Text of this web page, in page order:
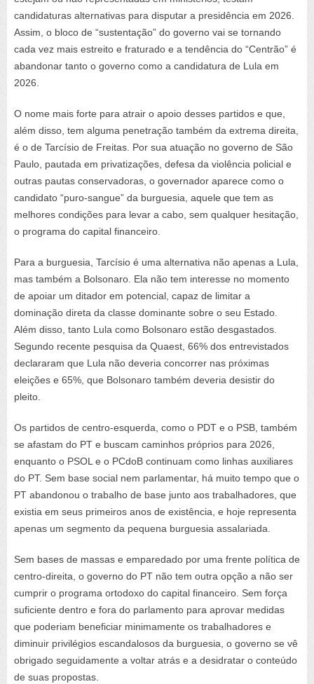
candidaturas alternativas para disputar a presidência em 2026.
Assim, o bloco de “sustentação” do governo vai se tornando
cada vez mais estreito e fraturado e a tendência do “Centrão” é
abandonar tanto o governo como a candidatura de Lula em
2026.
O nome mais forte para atrair o apoio desses partidos e que,
além disso, tem alguma penetração também da extrema direita,
é o de Tarcísio de Freitas. Por sua atuação no governo de São
Paulo, pautada em privatizações, defesa da violência policial e
outras pautas conservadoras, o governador aparece como o
candidato “puro-sangue” da burguesia, aquele que tem as
melhores condições para levar a cabo, sem qualquer hesitação,
o programa do capital financeiro.
Para a burguesia, Tarcísio é uma alternativa não apenas a Lula,
mas também a Bolsonaro. Ela não tem interesse no momento
de apoiar um ditador em potencial, capaz de limitar a
dominação direta da classe dominante sobre o seu Estado.
Além disso, tanto Lula como Bolsonaro estão desgastados.
Segundo recente pesquisa da Quaest, 66% dos entrevistados
declararam que Lula não deveria concorrer nas próximas
eleições e 65%, que Bolsonaro também deveria desistir do
pleito.
Os partidos de centro-esquerda, como o PDT e o PSB, também
se afastam do PT e buscam caminhos próprios para 2026,
enquanto o PSOL e o PCdoB continuam como linhas auxiliares
do PT. Sem base social nem parlamentar, há muito tempo que o
PT abandonou o trabalho de base junto aos trabalhadores, que
existia em seus primeiros anos de existência, e hoje representa
apenas um segmento da pequena burguesia assalariada.
Sem bases de massas e emparedado por uma frente política de
centro-direita, o governo do PT não tem outra opção a não ser
cumprir o programa ortodoxo do capital financeiro. Sem força
suficiente dentro e fora do parlamento para aprovar medidas
que poderiam beneficiar minimamente os trabalhadores e
diminuir privilégios escandalosos da burguesia, o governo se vê
obrigado seguidamente a voltar atrás e a desidratar o conteúdo
de suas propostas.